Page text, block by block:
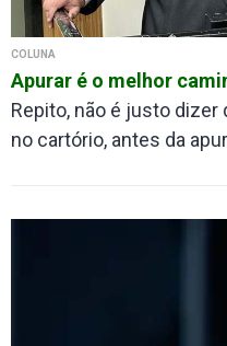
COLUNA
Apurar é o melhor
Repito, não é justo
no cartório, antes da